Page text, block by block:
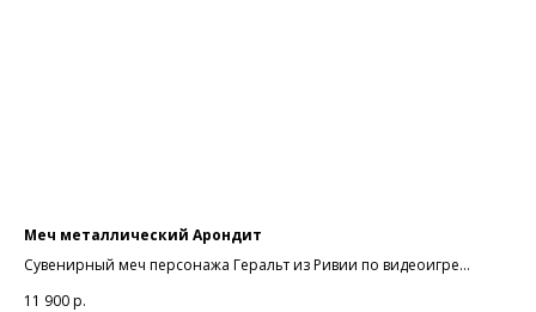
Меч металлический Арондит
Сувенирный меч персонажа Геральт из Ривии по видеоигре
11 900р.